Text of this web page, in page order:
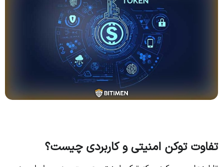
تفاوت توکن امنیتی و کاربردی چیست؟